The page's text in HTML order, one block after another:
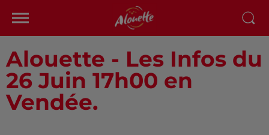
Alouette - Les Infos du
26 Juin 17h00 en
Vendée.